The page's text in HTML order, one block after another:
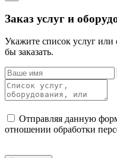
Заказ услуг и
Укажите список услуг
бы заказать.
Отправляя данную
отношении обработки